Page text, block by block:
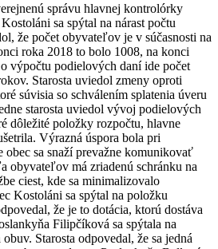
správu hlavnej kontrolórky
sa spýtal na nárast počtu
že počet obyvateľov je v súčasnosti na
roka 2018 to bolo 1008, na konci
výpočtu podielových daní ide počet
Starosta uviedol zmeny oproti
súvisia so schválením splatenia úveru
starosta uviedol vývoj podielových
dôležité položky rozpočtu, hlavne
Výrazná úspora bola pri
obec sa snaží prevažne komunikovať
obyvateľov má zriadenú schránku na
ciest, kde sa minimalizovalo
Kostoláni sa spýtal na položku
že je to dotácia, ktorú dostáva
Filipčíková sa spýtala na
Starosta odpovedal, že sa jedná